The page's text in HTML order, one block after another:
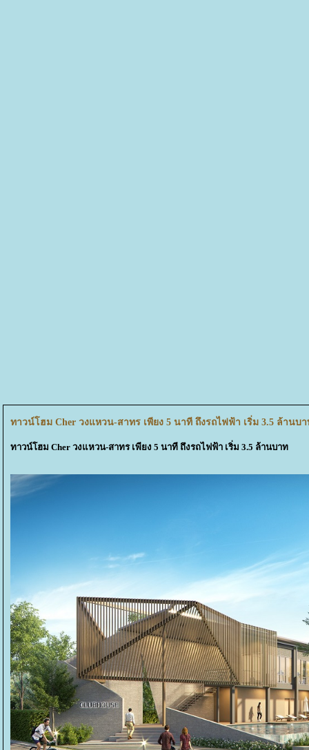
ทาวน์โฮม Cher วงแหวน-สาทร เพียง 5 นาที ถึงรถไฟฟ้า เริ่ม 3.5 ล้านบา
ทาวน์โฮม Cher วงแหวน-สาทร เพียง 5 นาที ถึงรถไฟฟ้า เริ่ม 3.5 ล้านบาท